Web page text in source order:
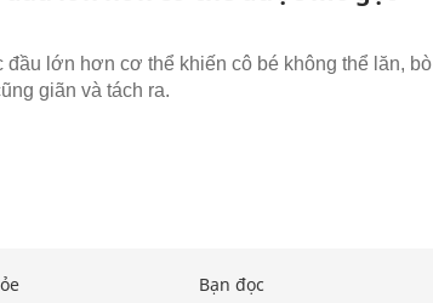
đầu lớn hơn cơ thể khiến cô bé không thể lăn, bò
giãn và tách ra.
Bạn đọc